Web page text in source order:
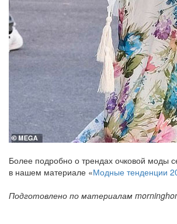
Более подробно о трендах очковой моды
в нашем материале «Модные тенденции
Подготовлено по материалам